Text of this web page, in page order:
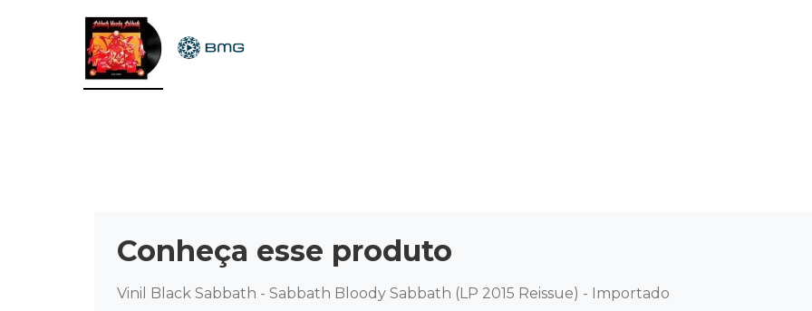
Conheça esse produto
Vinil Black Sabbath - Sabbath Bloody Sabbath (LP 2015 Reissue) - Importado